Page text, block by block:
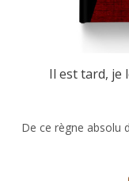
Il est tard, je
De ce règne absolu